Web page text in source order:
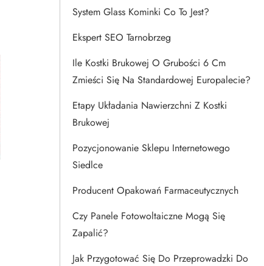
System Glass Kominki Co To Jest?
Ekspert SEO Tarnobrzeg
Ile Kostki Brukowej O Grubości 6 Cm
Zmieści Się Na Standardowej Europalecie?
Etapy Układania Nawierzchni Z Kostki
Brukowej
Pozycjonowanie Sklepu Internetowego
Siedlce
Producent Opakowań Farmaceutycznych
Czy Panele Fotowoltaiczne Mogą Się
Zapalić?
Jak Przygotować Się Do Przeprowadzki Do